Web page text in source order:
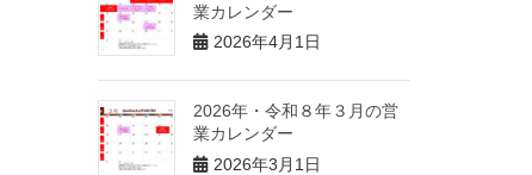
業カレンダー
2026年4月1日
2026年・令和８年３月の営
業カレンダー
2026年3月1日